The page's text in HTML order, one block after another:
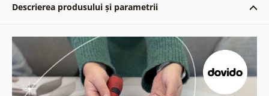
Descrierea produsului și parametrii